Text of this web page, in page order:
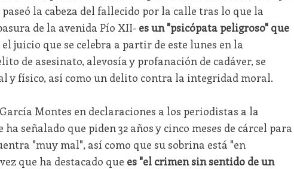
paseó la cabeza del fallecido por la calle tras lo que la
de la avenida Pío XII- es un "psicópata peligroso" que
juicio que se celebra a partir de este lunes en la
de asesinato, alevosía y profanación de cadáver, se
y físico, así como un delito contra la integridad moral.
Montes en declaraciones a los periodistas a la
señalado que piden 32 años y cinco meses de cárcel para
"muy mal", así como que su sobrina está "en
que ha destacado que es "el crimen sin sentido de un